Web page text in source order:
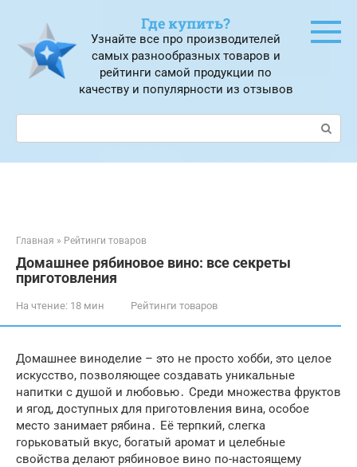
контенту
Где купить?
Узнайте все про производителей
самых разнообразных товаров и
рейтинги самой продукции по
качеству и популярности из отзывов
Поиск:
Главная » Рейтинги товаров
Домашнее рябиновое вино: все секреты
приготовления
На чтение: 18 мин Рейтинги товаров
Домашнее виноделие – это не просто хобби, это целое
искусство, позволяющее создавать уникальные
напитки с душой и любовью․ Среди множества фруктов
и ягод, доступных для приготовления вина, особое
место занимает рябина․ Её терпкий, слегка
горьковатый вкус, богатый аромат и целебные
свойства делают рябиновое вино по-настоящему